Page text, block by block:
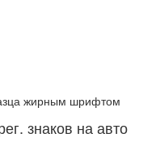
знаков на авто